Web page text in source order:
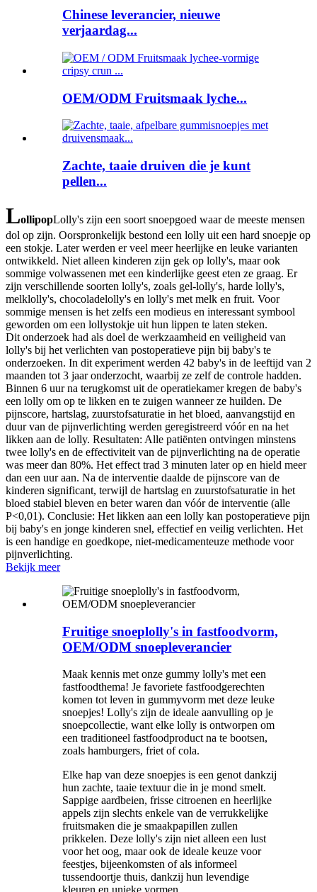
Chinese leverancier, nieuwe
verjaardag...
OEM/ODM Fruitsmaak lyche...
Zachte, taaie druiven die je kunt
pellen...
LollipopLolly's zijn een soort snoepgoed waar de meeste mensen
dol op zijn. Oorspronkelijk bestond een lolly uit een hard snoepje op
een stokje. Later werden er veel meer heerlijke en leuke varianten
ontwikkeld. Niet alleen kinderen zijn gek op lolly's, maar ook
sommige volwassenen met een kinderlijke geest eten ze graag. Er
zijn verschillende soorten lolly's, zoals gel-lolly's, harde lolly's,
melklolly's, chocoladelolly's en lolly's met melk en fruit. Voor
sommige mensen is het zelfs een modieus en interessant symbool
geworden om een ​​lollystokje uit hun lippen te laten steken.
Dit onderzoek had als doel de werkzaamheid en veiligheid van
lolly's bij het verlichten van postoperatieve pijn bij baby's te
onderzoeken. In dit experiment werden 42 baby's in de leeftijd van 2
maanden tot 3 jaar onderzocht, waarbij ze zelf de controle hadden.
Binnen 6 uur na terugkomst uit de operatiekamer kregen de baby's
een lolly om op te likken en te zuigen wanneer ze huilden. De
pijnscore, hartslag, zuurstofsaturatie in het bloed, aanvangstijd en
duur van de pijnverlichting werden geregistreerd vóór en na het
likken aan de lolly. Resultaten: Alle patiënten ontvingen minstens
twee lolly's en de effectiviteit van de pijnverlichting na de operatie
was meer dan 80%. Het effect trad 3 minuten later op en hield meer
dan een uur aan. Na de interventie daalde de pijnscore van de
kinderen significant, terwijl de hartslag en zuurstofsaturatie in het
bloed stabiel bleven en beter waren dan vóór de interventie (alle
P<0,01). Conclusie: Het likken aan een lolly kan postoperatieve pijn
bij baby's en jonge kinderen snel, effectief en veilig verlichten. Het
is een handige en goedkope, niet-medicamenteuze methode voor
pijnverlichting.
Bekijk meer
Fruitige snoeplolly's in fastfoodvorm,
OEM/ODM snoepleverancier
Maak kennis met onze gummy lolly's met een
fastfoodthema! Je favoriete fastfoodgerechten
komen tot leven in gummyvorm met deze leuke
snoepjes! Lolly's zijn de ideale aanvulling op je
snoepcollectie, want elke lolly is ontworpen om
een ​​traditioneel fastfoodproduct na te bootsen,
zoals hamburgers, friet of cola.
Elke hap van deze snoepjes is een genot dankzij
hun zachte, taaie textuur die in je mond smelt.
Sappige aardbeien, frisse citroenen en heerlijke
appels zijn slechts enkele van de verrukkelijke
fruitsmaken die je smaakpapillen zullen
prikkelen. Deze lolly's zijn niet alleen een lust
voor het oog, maar ook de ideale keuze voor
feestjes, bijeenkomsten of als informeel
tussendoortje thuis, dankzij hun levendige